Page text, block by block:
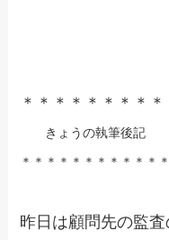
＊＊＊＊＊＊＊＊＊
きょうの執筆後記
＊＊＊＊＊＊＊＊＊＊＊＊
昨日は顧問先の監